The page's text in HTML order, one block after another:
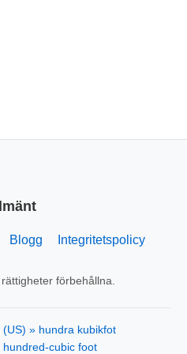
Blogg Integritetspolicy
förbehållna.
(US) » hundra kubikfot
hundred-cubic foot